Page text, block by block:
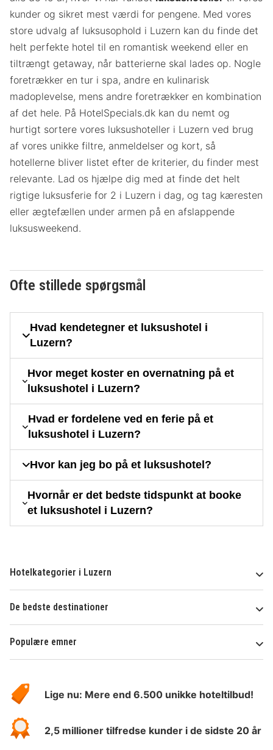
kunder og sikret mest værdi for pengene. Med vores
store udvalg af luksusophold i Luzern kan du finde det
helt perfekte hotel til en romantisk weekend eller en
tiltrængt getaway, når batterierne skal lades op. Nogle
foretrækker en tur i spa, andre en kulinarisk
madoplevelse, mens andre foretrækker en kombination
af det hele. På HotelSpecials.dk kan du nemt og
hurtigt sortere vores luksushoteller i Luzern ved brug
af vores unikke filtre, anmeldelser og kort, så
hotellerne bliver listet efter de kriterier, du finder mest
relevante. Lad os hjælpe dig med at finde det helt
rigtige luksusferie for 2 i Luzern i dag, og tag kæresten
eller ægtefællen under armen på en afslappende
luksusweekend.
Ofte stillede spørgsmål
Hvad kendetegner et luksushotel i
Luzern?
Hvor meget koster en overnatning på et
luksushotel i Luzern?
Hvad er fordelene ved en ferie på et
luksushotel i Luzern?
Hvor kan jeg bo på et luksushotel?
Hvornår er det bedste tidspunkt at booke
et luksushotel i Luzern?
Hotelkategorier i Luzern
De bedste destinationer
Populære emner
HotelSpecials
Lige nu: Mere end 6.500 unikke hoteltilbud!
2,5 millioner tilfredse kunder i de sidste 20 år